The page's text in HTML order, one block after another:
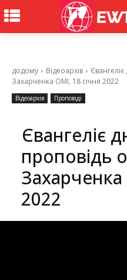
додому Відеоархів
Захарченка ОМІ, 18 січня 2022
Відеоархів Проповіді
Євангеліє
проповідь
2022